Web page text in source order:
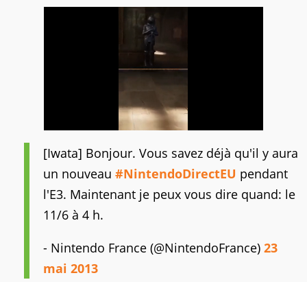
[Iwata] Bonjour. Vous savez déjà qu'il y aura
un nouveau #NintendoDirectEU pendant
l'E3. Maintenant je peux vous dire quand: le
11/6 à 4 h.
- Nintendo France (@NintendoFrance) 23
mai 2013